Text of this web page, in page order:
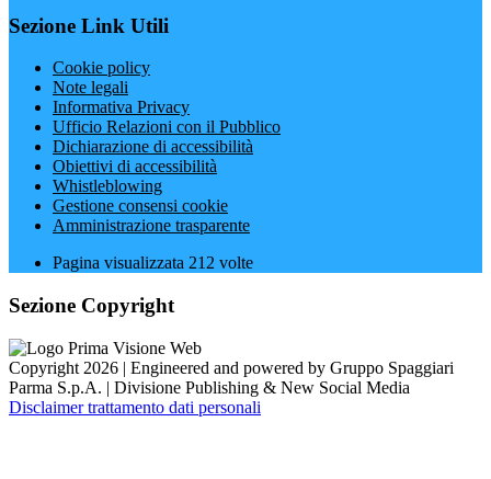
Sezione Link Utili
Cookie policy
Note legali
Informativa Privacy
Ufficio Relazioni con il Pubblico
Dichiarazione di accessibilità
Obiettivi di accessibilità
Whistleblowing
Gestione consensi cookie
Amministrazione trasparente
Pagina visualizzata 212 volte
Sezione Copyright
Copyright 2026 | Engineered and powered by Gruppo Spaggiari
Parma S.p.A. | Divisione Publishing & New Social Media
Disclaimer trattamento dati personali